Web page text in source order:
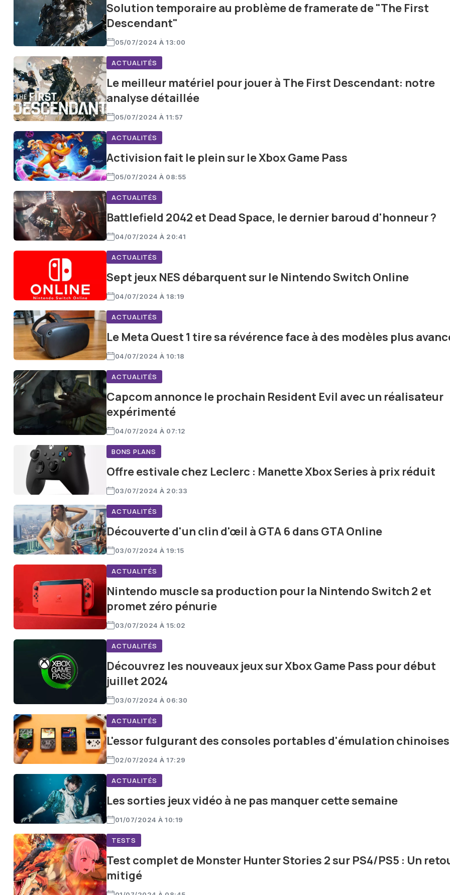
Solution temporaire au problème de framerate de "The First
Descendant"
05/07/2024 À 13:00
ACTUALITÉS
Le meilleur matériel pour jouer à The First Descendant: notre
analyse détaillée
05/07/2024 À 11:57
ACTUALITÉS
Activision fait le plein sur le Xbox Game Pass
05/07/2024 À 08:55
ACTUALITÉS
Battlefield 2042 et Dead Space, le dernier baroud d'honneur ?
04/07/2024 À 20:41
ACTUALITÉS
Sept jeux NES débarquent sur le Nintendo Switch Online
04/07/2024 À 18:19
ACTUALITÉS
Le Meta Quest 1 tire sa révérence face à des modèles plus
04/07/2024 À 10:18
ACTUALITÉS
Capcom annonce le prochain Resident Evil avec un réalisateur
expérimenté
04/07/2024 À 07:12
BONS PLANS
Offre estivale chez Leclerc : Manette Xbox Series à prix réduit
03/07/2024 À 20:33
ACTUALITÉS
Découverte d'un clin d'œil à GTA 6 dans GTA Online
03/07/2024 À 19:15
ACTUALITÉS
Nintendo muscle sa production pour la Nintendo Switch 2 et
promet zéro pénurie
03/07/2024 À 15:02
ACTUALITÉS
Découvrez les nouveaux jeux sur Xbox Game Pass pour début
juillet 2024
03/07/2024 À 06:30
ACTUALITÉS
L'essor fulgurant des consoles portables d'émulation chinoises
02/07/2024 À 17:29
ACTUALITÉS
Les sorties jeux vidéo à ne pas manquer cette semaine
01/07/2024 À 10:19
TESTS
Test complet de Monster Hunter Stories 2 sur PS4/PS5 : Un
mitigé